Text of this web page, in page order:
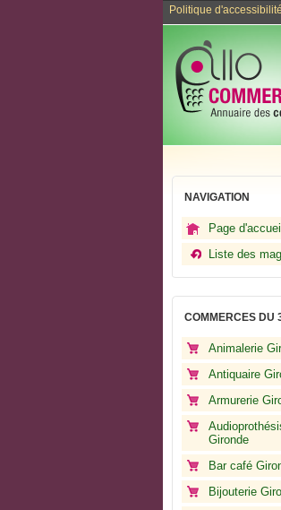
Politique d'accessibilité
NAVIGATION
Page d'accueil
Liste des
COMMERCES DU
Animalerie
Antiquaire
Armurerie
Gironde
Bar café
Bijouterie